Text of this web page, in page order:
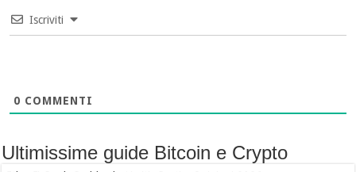
Iscriviti
0 COMMENTI
Ultimissime guide Bitcoin e Crypto